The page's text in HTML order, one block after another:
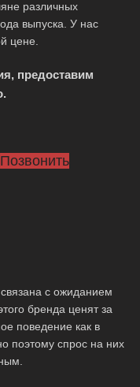
различных
выпуска. У нас
цене.
предоставим
Позвонить
с ожиданием
бренда ценят за
поведение как в
поэтому спрос на них